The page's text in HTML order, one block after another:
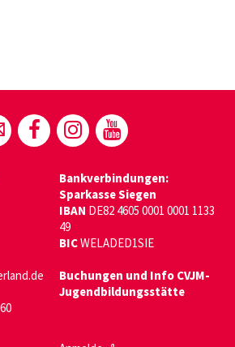
Bankverbindungen:
Sparkasse Siegen
IBAN DE82 4605 0001 0001 1133
49
BICWELADED1SIE
Buchungen und Info CVJM-
Jugendbildungsstätte